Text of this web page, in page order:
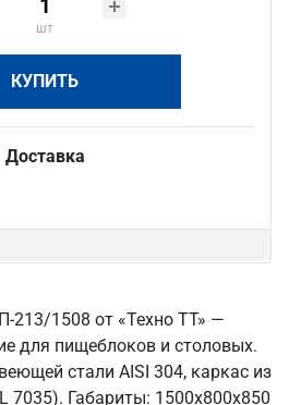
шт
КУПИТЬ
Доставка
213/1508 от «Техно ТТ» —
для пищеблоков и столовых.
стали AISI 304, каркас из
7035). Габариты: 1500x800x850